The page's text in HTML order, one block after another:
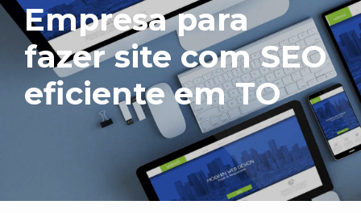
Empresa para
fazer site com SEO
eficiente em TO